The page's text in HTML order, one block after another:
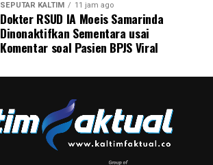
SEPUTAR KALTIM 11 jam ago
Dokter RSUD IA Moeis Samarinda
Dinonaktifkan Sementara usai
Komentar soal Pasien BPJS Viral